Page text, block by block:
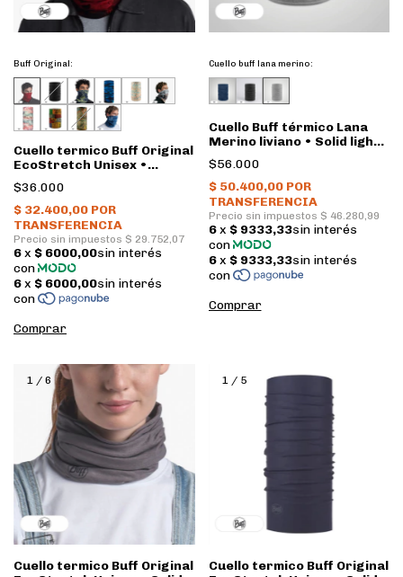
Buff Original:
Cuello termico Buff Original
EcoStretch Unisex •
Katmandu Red
$36.000
Cuello buff lana merino:
Cuello Buff térmico Lana
Merino liviano • Solid light
Grey
$56.000
1 / 6
Cuello termico Buff Original
1 / 5
Cuello termico Buff Original